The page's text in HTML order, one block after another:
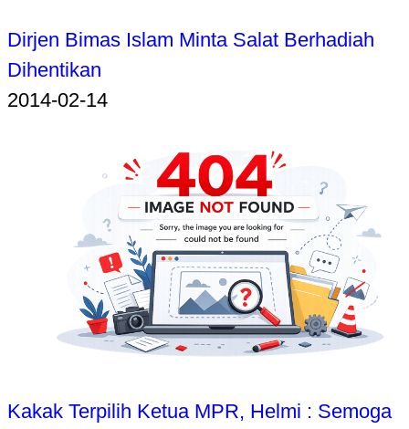
Dirjen Bimas Islam Minta Salat Berhadiah
Dihentikan
2014-02-14
Kakak Terpilih Ketua MPR, Helmi : Semoga